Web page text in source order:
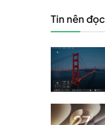
Tin nên đọc